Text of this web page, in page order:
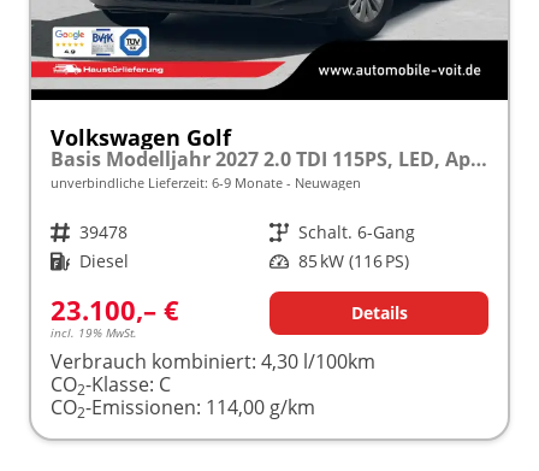
Volkswagen Golf
Basis Modelljahr 2027 2.0 TDI 115PS, LED, App-Connect, PDC, Climatronic, Digitales Cockpit, Reserverad
unverbindliche Lieferzeit: 6-9 Monate Neuwagen
Fahrzeugnr. 39478 Getriebe Schalt. 6-Gang
Kraftstoff Diesel Leistung 85 kW (116 PS)
23.100,– €
incl. 19% MwSt.
Details
Verbrauch kombiniert: 4,30 l/100km
CO2-Klasse: C
CO2-Emissionen: 114,00 g/km